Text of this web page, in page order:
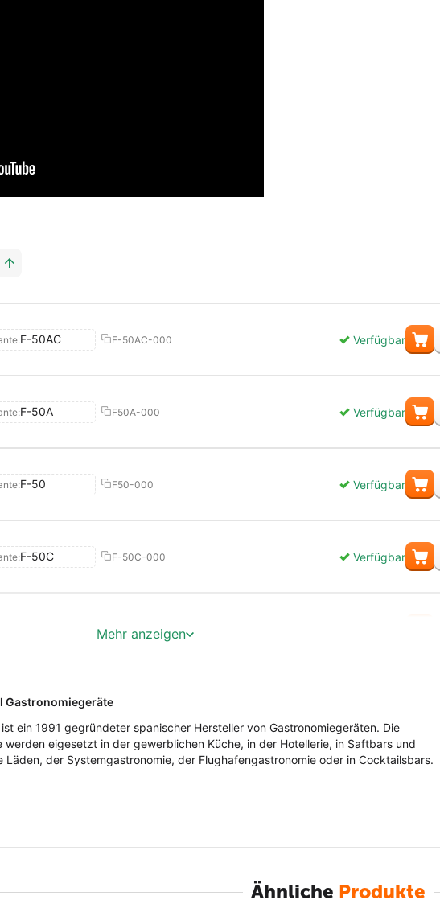
Verfügbar
F-50AC-000
F-50AC
Verfügbar
F50A-000
F-50A
Verfügbar
F50-000
F-50
Verfügbar
F-50C-000
F-50C
F-Compact
Mehr anzeigen
Gastronomiegeräte
ist ein 1991 gegründeter spanischer Hersteller von Gastronomiegeräten. Die
werden eigesetzt in der gewerblichen Küche, in der Hotellerie, in Saftbars und
Läden, der Systemgastronomie, der Flughafengastronomie oder in Cocktailsbars.
Ähnliche Produkte